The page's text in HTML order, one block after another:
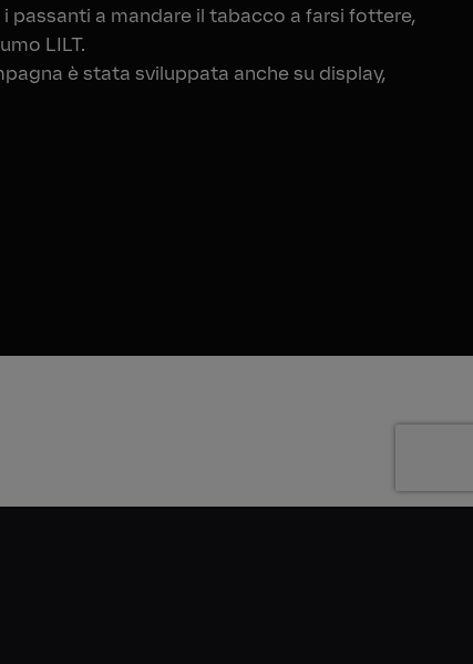
passanti a mandare il tabacco a farsi fottere,
LILT.
è stata sviluppata anche su display,